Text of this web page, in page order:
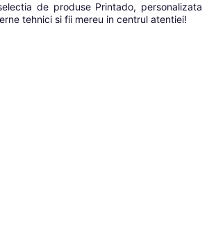
de produse Printado, personalizata
tehnici si fii mereu in centrul atentiei!